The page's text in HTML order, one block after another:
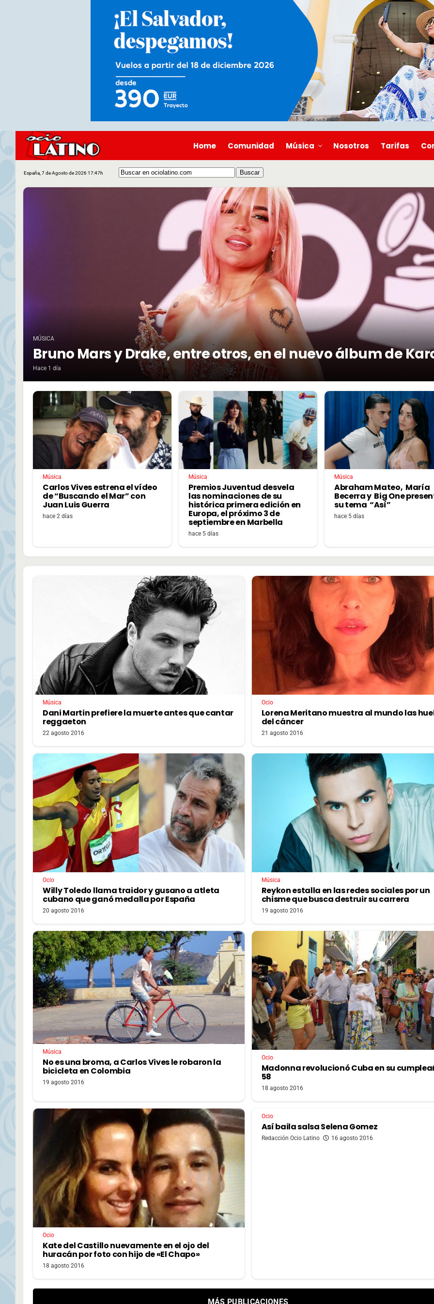
Home Comunidad Música Nosotros Tarifas
España, 7 de Agosto de 2026 17:47h
MÚSICA
Bruno Mars y Drake, entre otros, en el nuevo álbum de
Hace 1 día
Música
Carlos Vives estrena el vídeo
de “Buscando el Mar” con
Juan Luis Guerra
hace 2 días
Música
Premios Juventud desvela
las nominaciones de su
histórica primera edición en
Europa, el próximo 3 de
septiembre en Marbella
hace 5 días
Música
Abraham Mateo, María
Becerra y Big One
su tema “Así”
hace 5 días
Música
Dani Martin prefiere la muerte antes que cantar
reggaeton
22 agosto 2016
Ocio
Lorena Meritano muestra al mundo las
del cáncer
21 agosto 2016
Ocio
Willy Toledo llama traidor y gusano a atleta
cubano que ganó medalla por España
20 agosto 2016
Música
Reykon estalla en las redes sociales por un
chisme que busca destruir su carrera
19 agosto 2016
Música
No es una broma, a Carlos Vives le robaron la
bicicleta en Colombia
19 agosto 2016
Ocio
Madonna revolucionó Cuba en su
58
18 agosto 2016
Ocio
Kate del Castillo nuevamente en el ojo del
huracán por foto con hijo de «El Chapo»
18 agosto 2016
Ocio
Así baila salsa Selena Gomez
Redacción Ocio Latino 16 agosto 2016
MÁS PUBLICACIONES